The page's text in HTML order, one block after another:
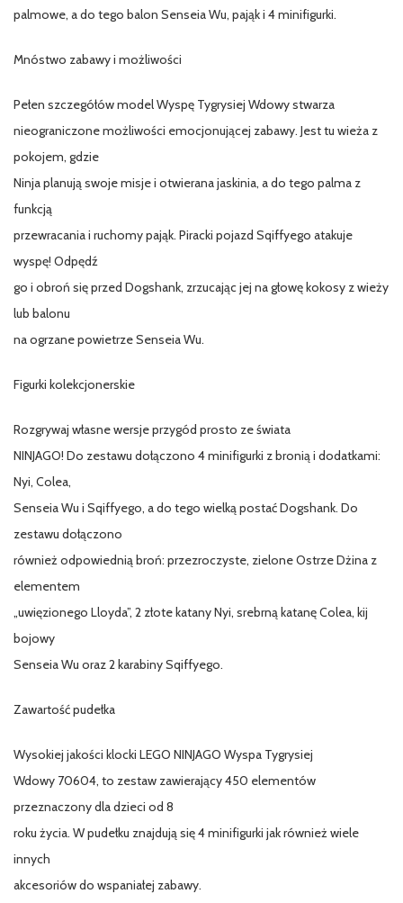
palmowe, a do tego balon Senseia Wu, pająk i 4 minifigurki.
Mnóstwo zabawy i możliwości
Pełen szczegółów model Wyspę Tygrysiej Wdowy stwarza
nieograniczone możliwości emocjonującej zabawy. Jest tu wieża z
pokojem, gdzie
Ninja planują swoje misje i otwierana jaskinia, a do tego palma z
funkcją
przewracania i ruchomy pająk. Piracki pojazd Sqiffyego atakuje
wyspę! Odpędź
go i obroń się przed Dogshank, zrzucając jej na głowę kokosy z wieży
lub balonu
na ogrzane powietrze Senseia Wu.
Figurki kolekcjonerskie
Rozgrywaj własne wersje przygód prosto ze świata
NINJAGO! Do zestawu dołączono 4 minifigurki z bronią i dodatkami:
Nyi, Colea,
Senseia Wu i Sqiffyego, a do tego wielką postać Dogshank. Do
zestawu dołączono
również odpowiednią broń: przezroczyste, zielone Ostrze Dżina z
elementem
„uwięzionego Lloyda”, 2 złote katany Nyi, srebrną katanę Colea, kij
bojowy
Senseia Wu oraz 2 karabiny Sqiffyego.
Zawartość pudełka
Wysokiej jakości klocki LEGO NINJAGO Wyspa Tygrysiej
Wdowy 70604, to zestaw zawierający 450 elementów
przeznaczony dla dzieci od 8
roku życia. W pudełku znajdują się 4 minifigurki jak również wiele
innych
akcesoriów do wspaniałej zabawy.